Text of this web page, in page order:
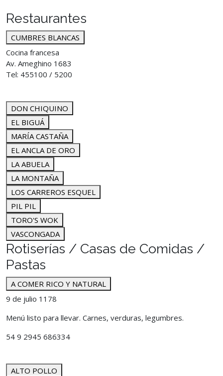
Restaurantes
CUMBRES BLANCAS
Cocina francesa
Av. Ameghino 1683
Tel: 455100 / 5200
DON CHIQUINO
EL BIGUÁ
MARÍA CASTAÑA
EL ANCLA DE ORO
LA ABUELA
LA MONTAÑA
LOS CARREROS ESQUEL
PIL PIL
TORO'S WOK
VASCONGADA
Rotiserías / Casas de Comidas /
Pastas
A COMER RICO Y NATURAL
9 de julio 1178
Menú listo para llevar. Carnes, verduras, legumbres.
54 9 2945 686334
ALTO POLLO